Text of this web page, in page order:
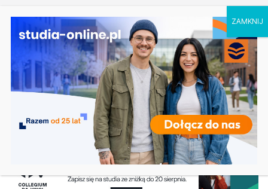
Ostatnie wpisy: Ratownictwo medyczne w Olsztynie
Logistyka w Koszalinie
Informatyka w Nysie
Filozofia w Szczecinie
Geografia w Gdańsku